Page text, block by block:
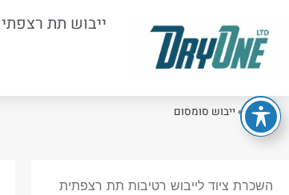
ייבוש תת רצפתי
דף הבית» ייבוש סומסום
השכרת ציוד לייבוש רטיבות תת רצפתית